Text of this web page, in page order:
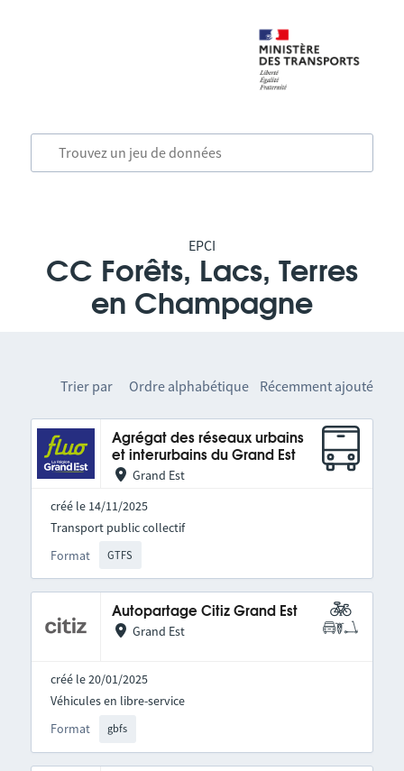
EPCI
CC Forêts, Lacs, Terres
en Champagne
Trier par Ordre alphabétique Récemment ajouté
Agrégat des réseaux urbains
et interurbains du Grand Est
Grand Est
créé le 14/11/2025
Format GTFS
Transport public collectif
Autopartage Citiz Grand Est
Grand Est
créé le 20/01/2025
Format gbfs
Véhicules en libre-service